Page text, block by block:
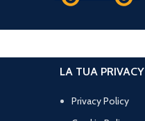
LA TUA PRIVACY
Privacy Policy